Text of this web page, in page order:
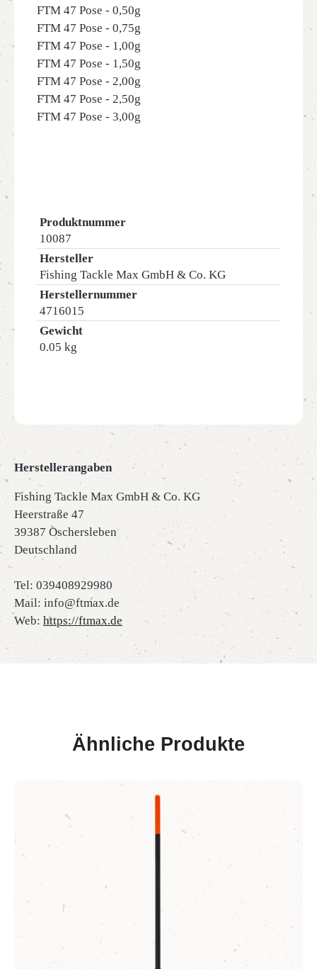
FTM 47 Pose - 0,50g
FTM 47 Pose - 0,75g
FTM 47 Pose - 1,00g
FTM 47 Pose - 1,50g
FTM 47 Pose - 2,00g
FTM 47 Pose - 2,50g
FTM 47 Pose - 3,00g
Produktnummer
10087
Hersteller
Fishing Tackle Max GmbH & Co. KG
Herstellernummer
4716015
Gewicht
0.05 kg
Herstellerangaben
Fishing Tackle Max GmbH & Co. KG
Heerstraße 47
39387 Oschersleben
Deutschland
Tel: 039408929980
Mail: info@ftmax.de
Web: https://ftmax.de
Ähnliche Produkte
Produktgalerie überspringen